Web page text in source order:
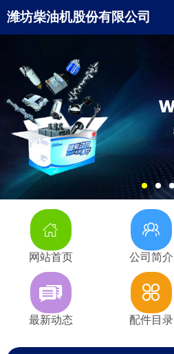
潍坊柴油机股份有限公司
网站首页 公司简介
最新动态 配件目录